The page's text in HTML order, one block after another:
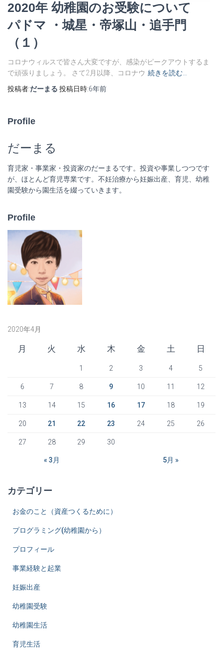
2020年 幼稚園のお受験について
パドマ ・城星・帝塚山・追手門
（１）
コロナウィルスで皆さん大変ですが、感染がピークアウトするま
で頑張りましょう。 さて2月以降、コロナウ 続きを読む…
投稿者:だーまる 投稿日時:6年前
Profile
だーまる
育児家・事業家・投資家のだーまるです。投資や事業しつつです
が、ほとんど育児専業です。不妊治療から妊娠出産、育児、幼稚
園受験から園生活を綴っていきます。
Profile
2020年4月
月 火 水 木 金 土 日
« 3月 5月 »
1 2 3 4 5
6 7 8 9 10 11 12
13 14 15 16 17 18 19
20 21 22 23 24 25 26
27 28 29 30
カテゴリー
お金のこと（資産つくるために）
プログラミング(幼稚園から）
プロフィール
事業経験と起業
妊娠出産
幼稚園受験
幼稚園生活
育児生活